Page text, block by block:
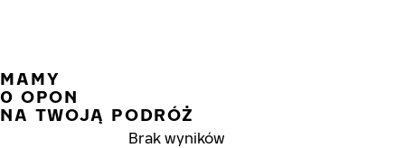
MAMY
0 OPON
NA TWOJĄ PODRÓŻ
Brak wyników